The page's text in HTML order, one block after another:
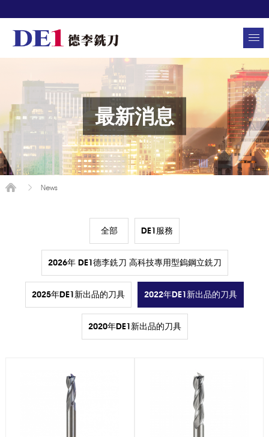
最新消息
News
全部 DE1服務
2026年 DE1德李銑刀 高科技專用型鎢鋼立銑刀
2025年DE1新出品的刀具 2022年DE1新出品的刀具
2020年DE1新出品的刀具